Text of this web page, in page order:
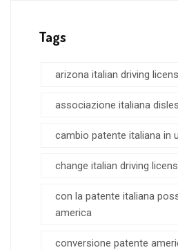
Tags
arizona italian driving
associazione italiana
cambio patente italiana in
change italian driving
con la patente italiana
america
conversione patente